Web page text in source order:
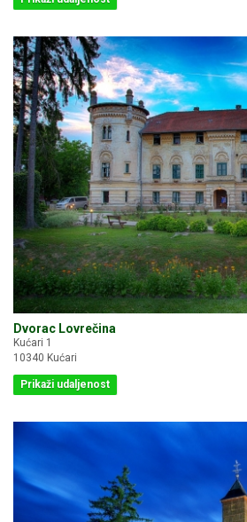
Dvorac Lovrečina
Kućari 1
10340 Kućari
Prikaži udaljenost